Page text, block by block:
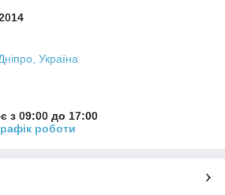
Україна
з 09:00 до 17:00
роботи